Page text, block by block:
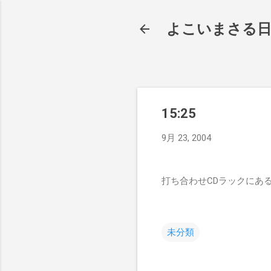
よこいまさる
15:25
9月 23, 2004
打ち合わせCDラックにあ
未分類